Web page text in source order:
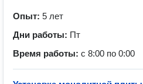
Опыт: 5 лет
Дни работы: Пт
Время работы: с 8:00 по 0:00